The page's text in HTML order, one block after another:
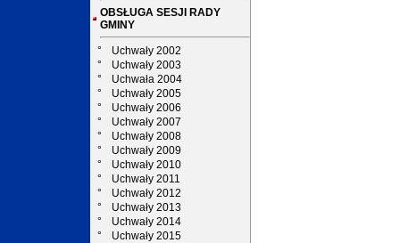
OBSŁUGA SESJI RADY
GMINY
°
Uchwały 2002
°
Uchwały 2003
°
Uchwała 2004
°
Uchwały 2005
°
Uchwały 2006
°
Uchwały 2007
°
Uchwały 2008
°
Uchwały 2009
°
Uchwały 2010
°
Uchwały 2011
°
Uchwały 2012
°
Uchwały 2013
°
Uchwały 2014
°
Uchwały 2015